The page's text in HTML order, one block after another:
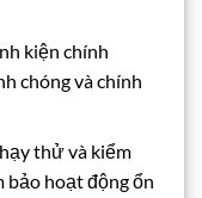
kiện chính
chóng và chính
thử và kiểm
bảo hoạt động ổn